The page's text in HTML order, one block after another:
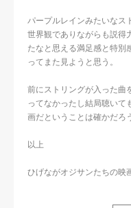
パープルレインみたいなス
世界観でありながらも説得
たなと思える満足感と特別
ってまた見ようと思う。
前にストリングが入った曲
ってなかったし結局聴いて
画だということは確かだろ
以上
ひげながオジサンたちの映